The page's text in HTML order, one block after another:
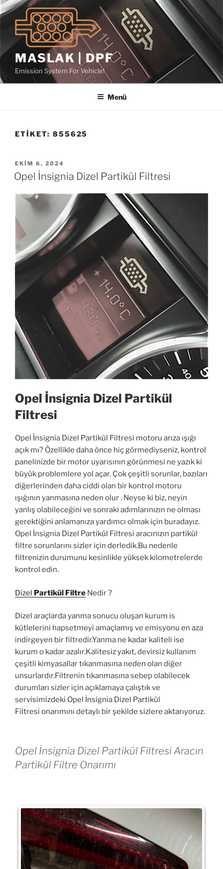
İçeriğe
geç
MASLAK | DPF
Emission System For Vehicle!
Menü
ETIKET: 855625
YAYIM
TARIHI
EKIM 6, 2024
Opel İnsignia Dizel Partikül Filtresi
Opel İnsignia Dizel Partikül
Filtresi
Opel İnsignia Dizel Partikül Filtresi motoru arıza ışığı
açık mı? Özellikle daha önce hiç görmediyseniz, kontrol
panelinizde bir motor uyarısının görünmesi ne yazık ki
büyük problemlere yol açar. Çok çeşitli sorunlar, bazıları
diğerlerinden daha ciddi olan bir kontrol motoru
ışığının yanmasına neden olur . Neyse ki biz, neyin
yanlış olabileceğini ve sonraki adımlarınızın ne olması
gerektiğini anlamanıza yardımcı olmak için buradayız.
Opel İnsignia Dizel Partikül Filtresi aracınızın partikül
filtre sorunlarını sizler için derledik.Bu nedenle
filtrenizin durumunu kesinlikle yüksek kilometrelerde
kontrol edin.
Dizel Partikül Filtre Nedir ?
Dizel araçlarda yanma sonucu oluşan kurum is
kütlelerini hapsetmeyi amaçlamış ve emisyonu en aza
indirgeyen bir filtredir.Yanma ne kadar kaliteli ise
kurum o kadar azalır.Kalitesiz yakıt, devirsiz kullanım
çeşitli kimyasallar tıkanmasına neden olan diğer
unsurlardır.Filtrenin tıkanmasına sebep olabilecek
durumları sizler için açıklamaya çalıştık ve
servisimizdeki Opel İnsignia Dizel Partikül
Filtresi onarımını detaylı bir şekilde sizlere aktarıyoruz.
Opel İnsignia Dizel Partikül Filtresi Aracın
Partikül Filtre Onarımı